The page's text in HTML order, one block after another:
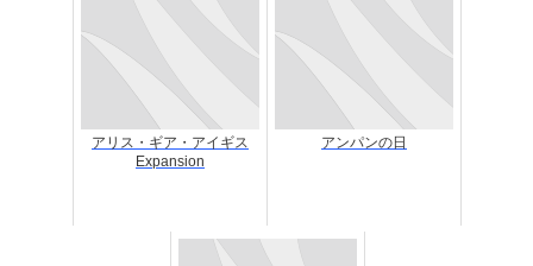
アリス・ギア・アイギス
Expansion
アンパンの日